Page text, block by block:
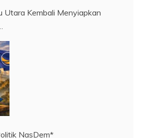
Utara Kembali Menyiapkan
NasDem*